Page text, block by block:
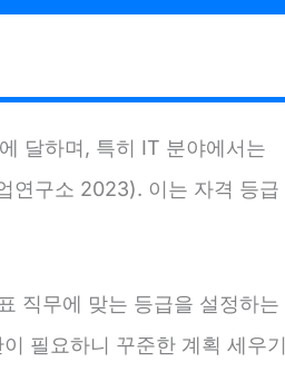
에 달하며, 특히 IT 분야에서는
연구소 2023). 이는 자격 등급
직무에 맞는 등급을 설정하는
필요하니 꾸준한 계획 세우기